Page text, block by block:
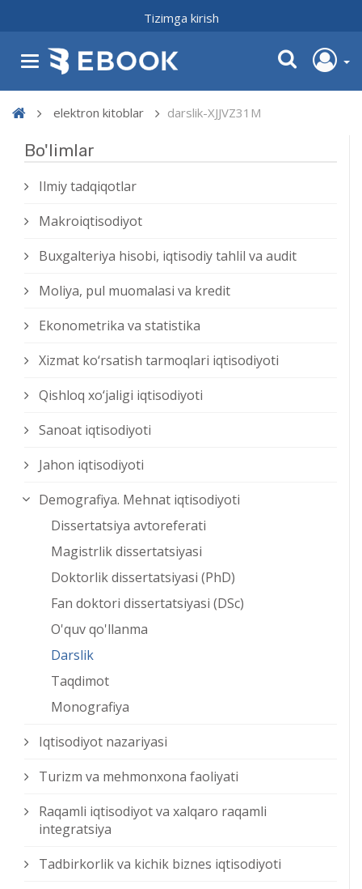
Tizimga kirish
elektron kitoblar darslik-XJJVZ31M
Bo'limlar
Ilmiy tadqiqotlar
Makroiqtisodiyot
Buxgalteriya hisobi, iqtisodiy tahlil va audit
Moliya, pul muomalasi va kredit
Ekonometrika va statistika
Xizmat kо‘rsatish tarmoqlari iqtisodiyoti
Qishloq xо‘jaligi iqtisodiyoti
Sanoat iqtisodiyoti
Jahon iqtisodiyoti
Demografiya. Mehnat iqtisodiyoti
Dissertatsiya avtoreferati
Magistrlik dissertatsiyasi
Doktorlik dissertatsiyasi (PhD)
Fan doktori dissertatsiyasi (DSc)
O'quv qo'llanma
Darslik
Taqdimot
Monografiya
Iqtisodiyot nazariyasi
Turizm va mehmonxona faoliyati
Raqamli iqtisodiyot va xalqaro raqamli
integratsiya
Tadbirkorlik va kichik biznes iqtisodiyoti